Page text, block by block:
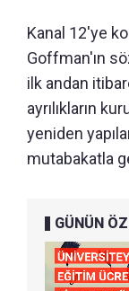
Kanal 12'ye
Goffman'ın
ilk andan
ayrılıkların
yeniden
mutabakatla
GÜNÜN